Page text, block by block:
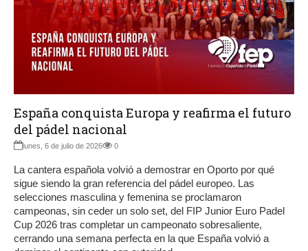
España conquista Europa y reafirma el futuro
del pádel nacional
lunes, 6 de julio de 2026 0
La cantera española volvió a demostrar en Oporto por qué
sigue siendo la gran referencia del pádel europeo. Las
selecciones masculina y femenina se proclamaron
campeonas, sin ceder un solo set, del FIP Junior Euro Padel
Cup 2026 tras completar un campeonato sobresaliente,
cerrando una semana perfecta en la que España volvió a